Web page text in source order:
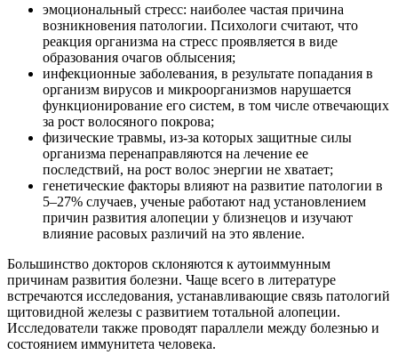
эмоциональный стресс: наиболее частая причина
возникновения патологии. Психологи считают, что
реакция организма на стресс проявляется в виде
образования очагов облысения;
инфекционные заболевания, в результате попадания в
организм вирусов и микроорганизмов нарушается
функционирование его систем, в том числе отвечающих
за рост волосяного покрова;
физические травмы, из-за которых защитные силы
организма перенаправляются на лечение ее
последствий, на рост волос энергии не хватает;
генетические факторы влияют на развитие патологии в
5–27% случаев, ученые работают над установлением
причин развития алопеции у близнецов и изучают
влияние расовых различий на это явление.
Большинство докторов склоняются к аутоиммунным
причинам развития болезни. Чаще всего в литературе
встречаются исследования, устанавливающие связь патологий
щитовидной железы с развитием тотальной алопеции.
Исследователи также проводят параллели между болезнью и
состоянием иммунитета человека.